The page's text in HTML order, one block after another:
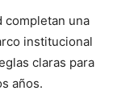
completan una
institucional
claras para
años.